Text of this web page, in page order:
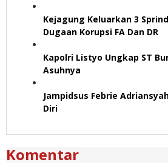
Kejagung Keluarkan 3
Dugaan Korupsi FA Dan DR
Kapolri Listyo Ungkap ST
Asuhnya
Jampidsus Febrie
Diri
Komentar